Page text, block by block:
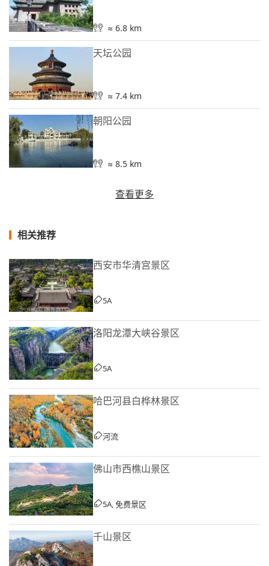
≈ 6.8 km
天坛公园
≈ 7.4 km
朝阳公园
≈ 8.5 km
查看更多
相关推荐
西安市华清宫景区
5A
洛阳龙潭大峡谷景区
5A
哈巴河县白桦林景区
河流
佛山市西樵山景区
5A, 免费景区
千山景区